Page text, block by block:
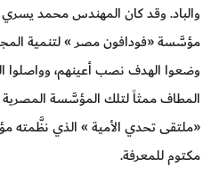
والباد. وقد كان المهندس محمد
مؤسَّسة «فودافون مصر » لتنمية
وضعوا الهدف نصب أعينهم، وواصلوا
المطاف ممثاً لتلك المؤسَّسة المصرية
«ملتقى تحدي الأمية » الذي
مكتوم للمعرفة.